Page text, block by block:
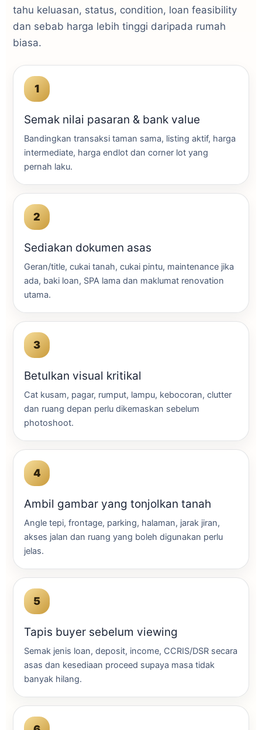
tahu keluasan, status, condition, loan feasibility
dan sebab harga lebih tinggi daripada rumah
biasa.
Semak nilai pasaran & bank value
Bandingkan transaksi taman sama, listing aktif, harga
intermediate, harga endlot dan corner lot yang
pernah laku.
Sediakan dokumen asas
Geran/title, cukai tanah, cukai pintu, maintenance jika
ada, baki loan, SPA lama dan maklumat renovation
utama.
Betulkan visual kritikal
Cat kusam, pagar, rumput, lampu, kebocoran, clutter
dan ruang depan perlu dikemaskan sebelum
photoshoot.
Ambil gambar yang tonjolkan tanah
Angle tepi, frontage, parking, halaman, jarak jiran,
akses jalan dan ruang yang boleh digunakan perlu
jelas.
Tapis buyer sebelum viewing
Semak jenis loan, deposit, income, CCRIS/DSR secara
asas dan kesediaan proceed supaya masa tidak
banyak hilang.